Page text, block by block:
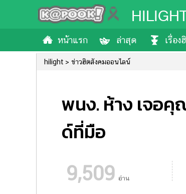
หน้าแรก ล่าสุด เรื่อง
hilight ข่าวฮิตสังคมออนไลน์
พนง. ห้าง เจอคุ
ด์ที่มือ
9,509 อ่าน